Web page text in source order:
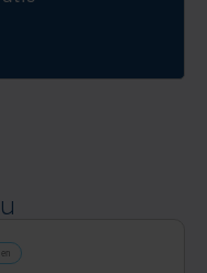
een